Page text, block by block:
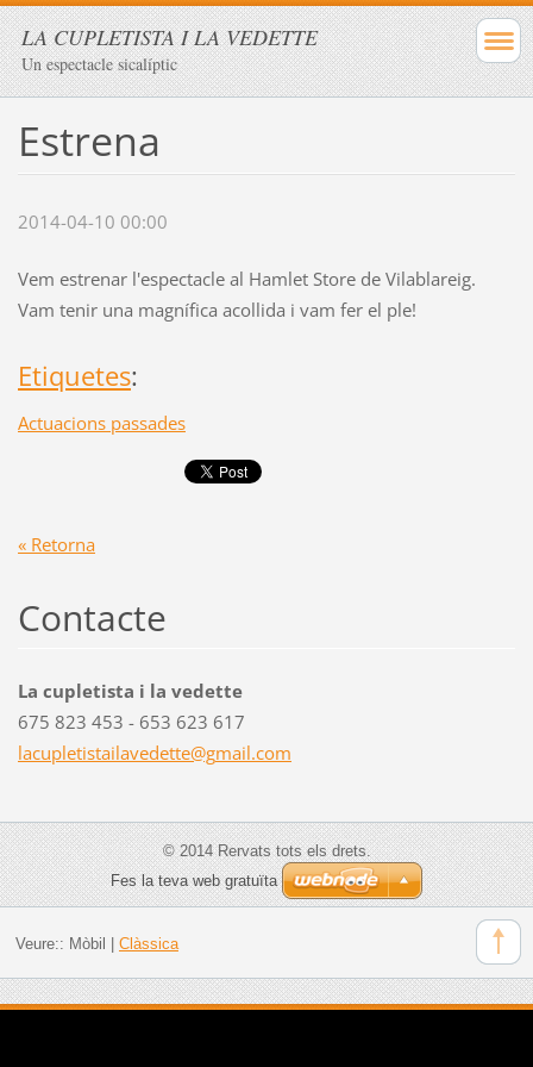
LA CUPLETISTA I LA VEDETTE
Un espectacle sicalíptic
Estrena
2014-04-10 00:00
Vem estrenar l'espectacle al Hamlet Store de Vilablareig.
Vam tenir una magnífica acollida i vam fer el ple!
Etiquetes:
Actuacions passades
« Retorna
Contacte
La cupletista i la vedette
675 823 453 - 653 623 617
lacupletistailavedette@gmail.com
© 2014 Rervats tots els drets.
Fes la teva web gratuïta
Veure:: Mòbil Clàssica